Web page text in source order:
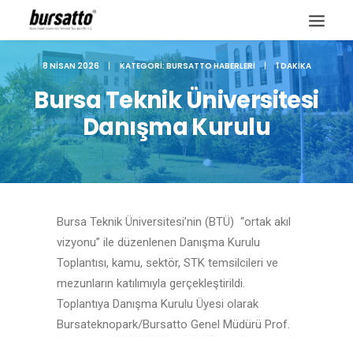
Site içi arama
8 NISAN 2026 | KATEGORI:BURSATTO HABERLERI | 1 DAKIKA
Bursa Teknik Üniversitesi
Danışma Kurulu
Bursa Teknik Üniversitesi’nin (BTÜ) “ortak akıl
vizyonu” ile düzenlenen Danışma Kurulu
Toplantısı, kamu, sektör, STK temsilcileri ve
mezunların katılımıyla gerçekleştirildi.
Toplantıya Danışma Kurulu Üyesi olarak
Bursateknopark/Bursatto Genel Müdürü Prof.